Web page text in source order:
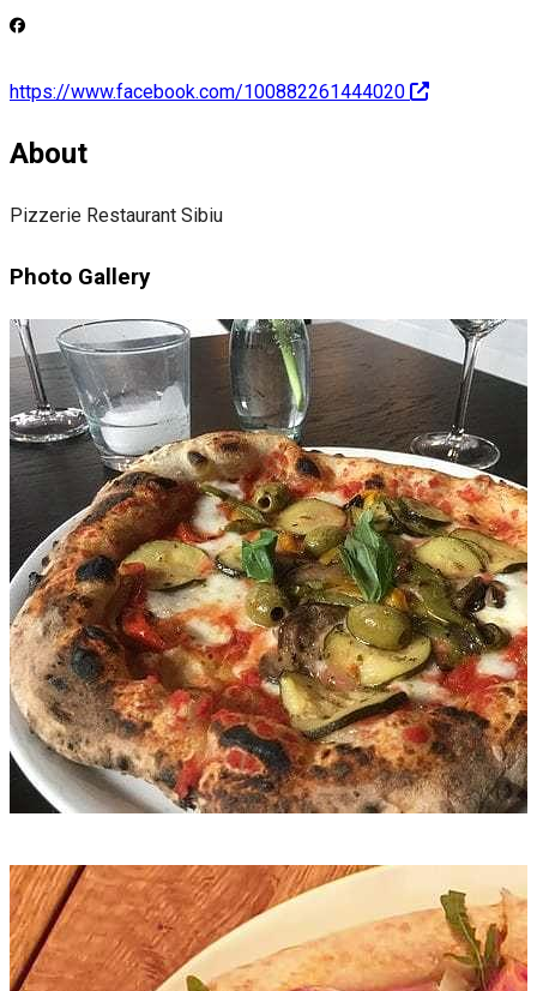
https://www.facebook.com/100882261444020
About
Pizzerie Restaurant Sibiu
Photo Gallery